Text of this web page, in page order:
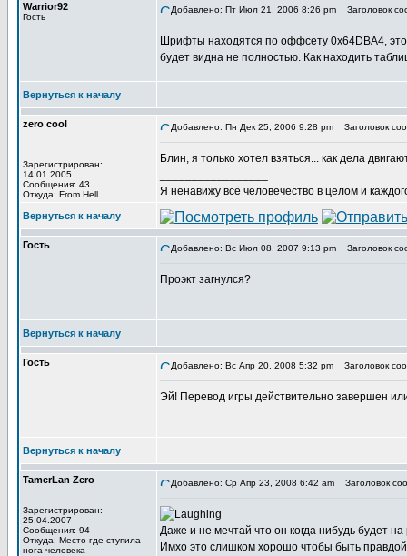
Warrior92
Гость
Добавлено: Пт Июл 21, 2006 8:26 pm Заголовок
Шрифты находятся по оффсету 0x64DBA4,
будет видна не полностью. Как находить
Вернуться к началу
zero cool
Зарегистрирован:
14.01.2005
Сообщения: 43
Откуда: From Hell
Добавлено: Пн Дек 25, 2006 9:28 pm Заголовок
Блин, я только хотел взяться... как дела
Я ненавижу всё человечество в целом и
Вернуться к началу
Гость Добавлено: Вс Июл 08, 2007 9:13 pm Заголовок
Проэкт загнулся?
Вернуться к началу
Гость Добавлено: Вс Апр 20, 2008 5:32 pm Заголовок
Эй! Перевод игры действительно завершен
Вернуться к началу
TamerLan Zero
Зарегистрирован:
25.04.2007
Сообщения: 94
Откуда: Место где ступила
нога человека
Добавлено: Ср Апр 23, 2008 6:42 am Заголовок
Даже и не мечтай что он когда нибудь будет на
Имхо это слишком хорошо чтобы быть